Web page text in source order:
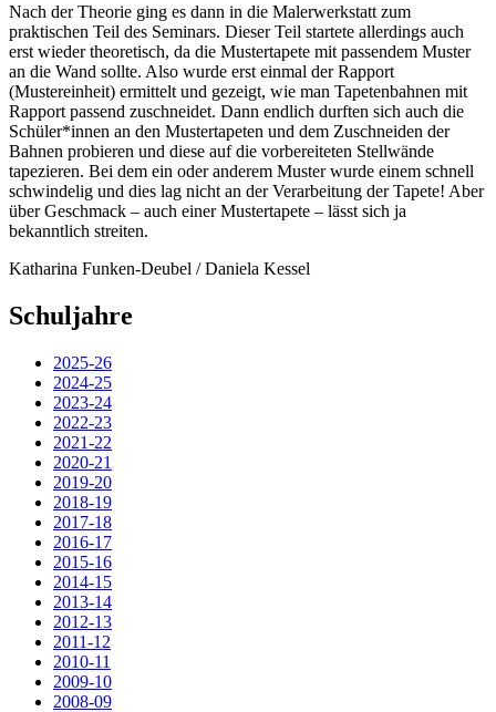
Nach der Theorie ging es dann in die Malerwerkstatt zum
praktischen Teil des Seminars. Dieser Teil startete allerdings auch
erst wieder theoretisch, da die Mustertapete mit passendem Muster
an die Wand sollte. Also wurde erst einmal der Rapport
(Mustereinheit) ermittelt und gezeigt, wie man Tapetenbahnen mit
Rapport passend zuschneidet. Dann endlich durften sich auch die
Schüler*innen an den Mustertapeten und dem Zuschneiden der
Bahnen probieren und diese auf die vorbereiteten Stellwände
tapezieren. Bei dem ein oder anderem Muster wurde einem schnell
schwindelig und dies lag nicht an der Verarbeitung der Tapete! Aber
über Geschmack – auch einer Mustertapete – lässt sich ja
bekanntlich streiten.
Katharina Funken-Deubel / Daniela Kessel
Schuljahre
2025-26
2024-25
2023-24
2022-23
2021-22
2020-21
2019-20
2018-19
2017-18
2016-17
2015-16
2014-15
2013-14
2012-13
2011-12
2010-11
2009-10
2008-09